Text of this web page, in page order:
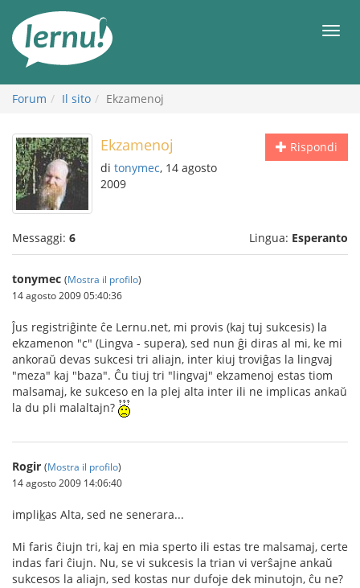
all’indice
Forum Il sito Ekzamenoj
Rispondi
Ekzamenoj
di tonymec, 14 agosto
2009
Messaggi: 6 Lingua: Esperanto
tonymec (Mostra il profilo)
14 agosto 2009 05:40:36
Ĵus registriĝinte ĉe Lernu.net, mi provis (kaj tuj sukcesis) la
ekzamenon "c" (Lingva - supera), sed nun ĝi diras al mi, ke mi
ankoraŭ devas sukcesi tri aliajn, inter kiuj troviĝas la lingvaj
"meza" kaj "baza". Ĉu tiuj tri "lingvaj" ekzamenoj estas tiom
malsamaj, ke sukceso en la plej alta inter ili ne implicas ankaŭ
la du pli malaltajn?
Rogir (Mostra il profilo)
14 agosto 2009 14:06:40
implikas Alta, sed ne senerara...
Mi faris ĉiujn tri, kaj en mia sperto ili estas tre malsamaj, certe
indas fari ĉiujn. Nu, se vi sukcesis la trian vi verŝajne ankaŭ
sukcesos la aliajn, sed kostas nur dufoje dek minutojn, ĉu ne?